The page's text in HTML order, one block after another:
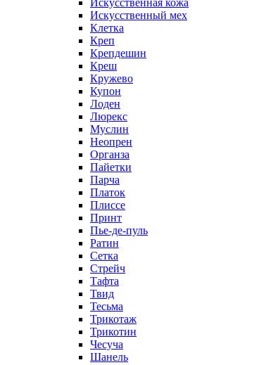
Искусственная кожа
Искусственный мех
Клетка
Креп
Крепдешин
Креш
Кружево
Купон
Лоден
Люрекс
Муслин
Неопрен
Органза
Пайетки
Парча
Платок
Плиссе
Принт
Пье-де-пуль
Ратин
Сетка
Стрейч
Тафта
Твид
Тесьма
Трикотаж
Трикотин
Чесуча
Шанель